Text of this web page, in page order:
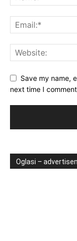
Save my name,
next time I
Oglasi –